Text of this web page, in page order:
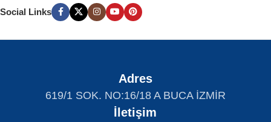
Social Links
Adres
619/1 SOK. NO:16/18 A BUCA İZMİR
İletişim